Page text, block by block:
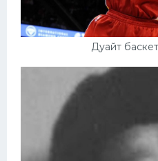
Дуайт
Футбол
Баскетбол
Конькобежный спорт
Тренажеры
Интерьер квартиры